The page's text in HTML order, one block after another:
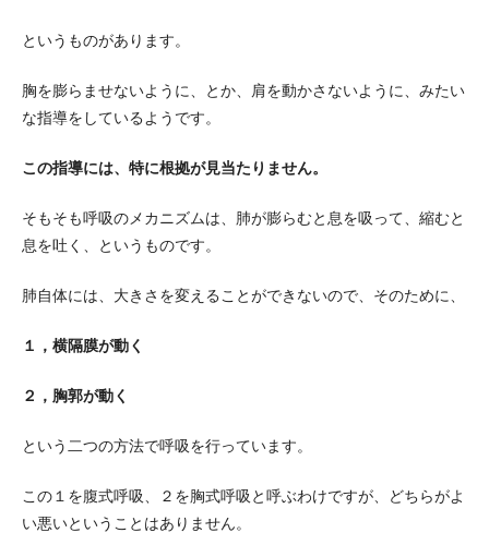
というものがあります。
胸を膨らませないように、とか、肩を動かさないように、みたい
な指導をしているようです。
この指導には、特に根拠が見当たりません。
そもそも呼吸のメカニズムは、肺が膨らむと息を吸って、縮むと
息を吐く、というものです。
肺自体には、大きさを変えることができないので、そのために、
１，横隔膜が動く
２，胸郭が動く
という二つの方法で呼吸を行っています。
この１を腹式呼吸、２を胸式呼吸と呼ぶわけですが、どちらがよ
い悪いということはありません。